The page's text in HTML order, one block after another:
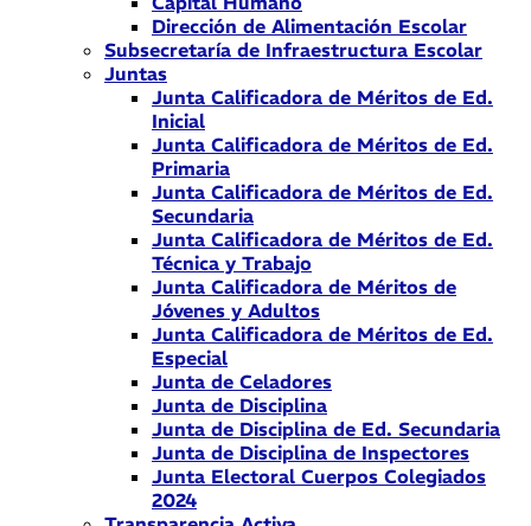
Dirección de Alimentación Escolar
Subsecretaría de Infraestructura Escolar
Juntas
Junta Calificadora de Méritos de Ed.
Inicial
Junta Calificadora de Méritos de Ed.
Primaria
Junta Calificadora de Méritos de Ed.
Secundaria
Junta Calificadora de Méritos de Ed.
Técnica y Trabajo
Junta Calificadora de Méritos de
Jóvenes y Adultos
Junta Calificadora de Méritos de Ed.
Especial
Junta de Celadores
Junta de Disciplina
Junta de Disciplina de Ed. Secundaria
Junta de Disciplina de Inspectores
Junta Electoral Cuerpos Colegiados
2024